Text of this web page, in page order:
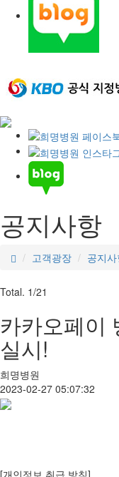
공지사항
고객광장 공지
Total. 1/21
카카오페이
실시!
희명병원
2023-02-27 05:07:32
[개인정보 취급 방침]